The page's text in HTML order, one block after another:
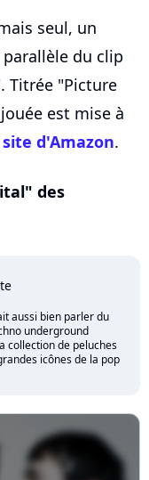
seul, un
du clip
Titrée "Picture
est mise à
d'Amazon.
des
aussi bien parler du
underground
collection de peluches
icônes de la pop